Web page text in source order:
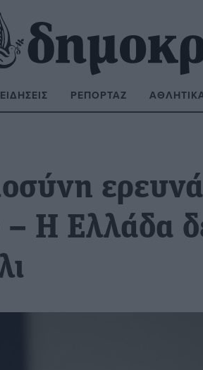
ΕΙΔΉΣΕΙΣ ΡΕΠΟΡΤΆΖ
Η Ελλάδα